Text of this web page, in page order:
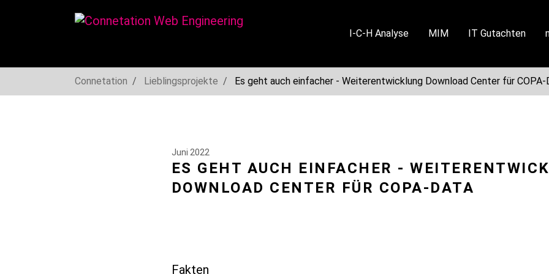
I-C-H Analyse MIM IT Gutachten
Connetation Lieblingsprojekte
Es geht auch einfacher - Weiterentwicklung Download Center für COPA-
Juni 2022
ES GEHT AUCH EINFACHER -
DOWNLOAD CENTER FÜR COPA-DATA
Fakten